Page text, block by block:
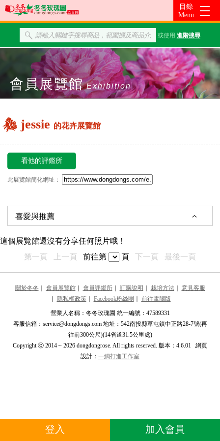
或使用 進階搜尋
會員展覽館 Exhibition
jessie 的花卉展覽館
看他的評鑑所
此展覽館簡化網址：
喜愛與推薦
最近更新的展覽館
推薦的展覽館
翁
翁紫凌
劉姿慧
****voice****
****g558387****
雁南飛
****er0619****
這個展覽館還沒有分享任何照片哦！
第一頁
上一頁 前往第 頁 下一頁 最後一頁
關於冬冬 ｜ 會員展覽館｜ 會員評鑑所｜ 訂購說明 ｜ 栽培方法｜ 意見客服
｜ 隱私權政策｜ Facebook粉絲團 ｜ 前往電腦版
營業人名稱：冬冬玫瑰園 統一編號：47589331
客服信箱：service@dongdongs.com 地址：542南投縣草屯鎮中正路28-7號(再
往前300公尺)(14省道31.5公里處)
Copyright ⓒ 2014 ~ 2026 dongdongrose. All rights reserved. 版本：4.6.01 網頁
設計： 一網打進工作室
登入 加入會員